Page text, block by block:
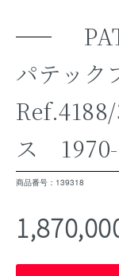
パテック
ス
商品番号：139318